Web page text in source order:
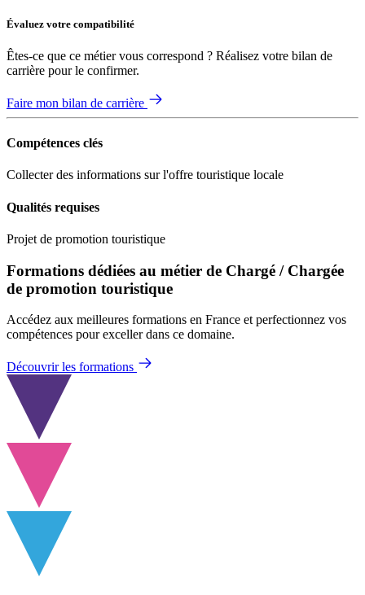
Évaluez votre compatibilité
Êtes-ce que ce métier vous correspond ? Réalisez votre bilan de
carrière pour le confirmer.
Faire mon bilan de carrière
Compétences clés
Collecter des informations sur l'offre touristique locale
Qualités requises
Projet de promotion touristique
Formations dédiées au métier de Chargé / Chargée
de promotion touristique
Accédez aux meilleures formations en France et perfectionnez vos
compétences pour exceller dans ce domaine.
Découvrir les formations